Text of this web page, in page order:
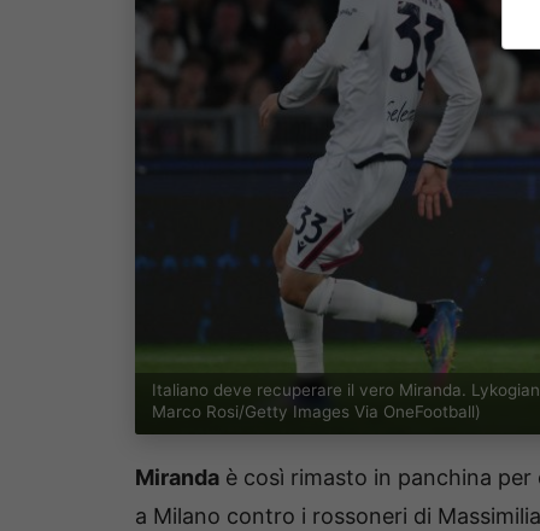
Italiano deve recuperare il vero Miranda.
Marco Rosi/Getty Images Via OneFootball)
Miranda è così rimasto in panchina
a Milano contro i rossoneri di